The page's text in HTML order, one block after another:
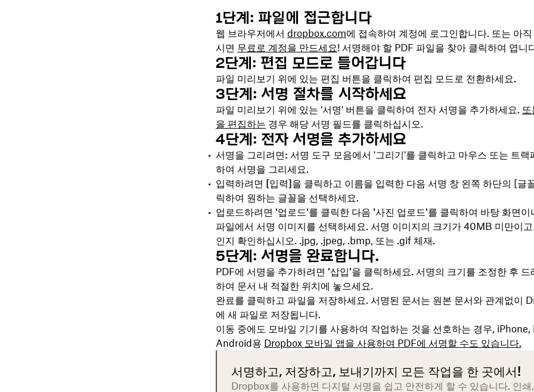
1단계: 파일에 접근합니다
웹 브라우저에서 dropbox.com에 접속하여 계정에 로그인합니다. 또는 아
시면 무료로 계정을 만드세요! 서명해야 할 PDF 파일을 찾아 클릭하여 엽니
2단계: 편집 모드로 들어갑니다
파일 미리보기 위에 있는 편집 버튼을 클릭하여 편집 모드로 전환하세요.
3단계: 서명 절차를 시작하세요
파일 미리보기 위에 있는 '서명' 버튼을 클릭하여 전자 서명을 추가하세요.
을 편집하는 경우 해당 서명 필드를 클릭하십시오.
4단계: 전자 서명을 추가하세요
서명을 그리려면: 서명 도구 모음에서 '그리기'를 클릭하고 마우스 또는 트랙
하여 서명을 그리세요.
입력하려면 [입력]을 클릭하고 이름을 입력한 다음 서명 창 왼쪽 하단의 [글
릭하여 원하는 글꼴을 선택하세요.
업로드하려면 '업로드'를 클릭한 다음 '사진 업로드'를 클릭하여 바탕 화면
파일에서 서명 이미지를 선택하세요. 서명 이미지의 크기가 40MB 미만이
인지 확인하십시오. .jpg, .jpeg, .bmp, 또는 .gif 체재.
5단계: 서명을 완료합니다.
PDF에 서명을 추가하려면 '삽입'을 클릭하세요.서명의 크기를 조정한 후 드
하여 문서 내 적절한 위치에 놓으세요.
완료를 클릭하고 파일을 저장하세요. 서명된 문서는 원본 문서와 관계없이
에 새 파일로 저장됩니다.
이동 중에도 모바일 기기를 사용하여 작업하는 것을 선호하는 경우, iPhone,
Android용 Dropbox 모바일 앱을 사용하여 PDF에 서명할 수도 있습니다.
서명하고, 저장하고, 보내기까지 모든 작업을 한 곳에서!
Dropbox를 사용하면 디지털 서명을 쉽고 안전하게 할 수 있습니다. 인쇄